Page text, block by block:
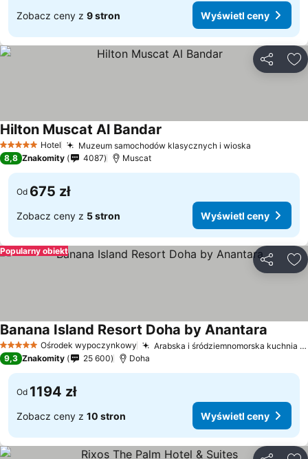
Zobacz ceny z 9 stron Wyświetl ceny
5 KategoriaHotel Muzeum samochodów klasycznych i wioska
Hilton Muscat Al Bandar
8,8 Znakomity 4087 Muscat
Od 675 zł
Zobacz ceny z 5 stron Wyświetl ceny
Popularny obiekt
5 KategoriaOśrodek wypoczynkowy Arabska i śródziemnomorska kuchnia w Al Nahham
Banana Island Resort Doha by Anantara
9,3 Znakomity 25 600 Doha
Od 1194 zł
Zobacz ceny z 10 stron Wyświetl ceny